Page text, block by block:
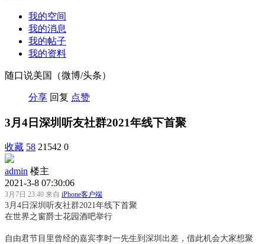
我的空间
我的消息
我的帖子
我的资料
随口说美国（微博/头条）
分享 回复 点赞
3月4日深圳听友社群2021年线下首聚
收藏 58 21542 0
admin 楼主
2021-3-8 07:30:06
3月7日 23:40 来自 iPhone客户端
3月4日深圳听友社群2021年线下首聚
在世界之窗爵士花园酒吧举行
自由君节目里曾经的嘉宾李时一先生到深圳出差，借此机会大家想聚